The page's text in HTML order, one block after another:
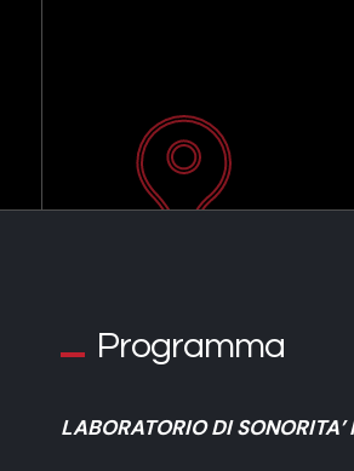
Programma
LABORATORIO DI